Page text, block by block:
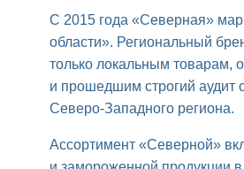
С 2015 года «Северная»
области». Региональный
только локальным товарам,
и прошедшим строгий аудит
Северо-Западного региона.
Ассортимент «Северной»